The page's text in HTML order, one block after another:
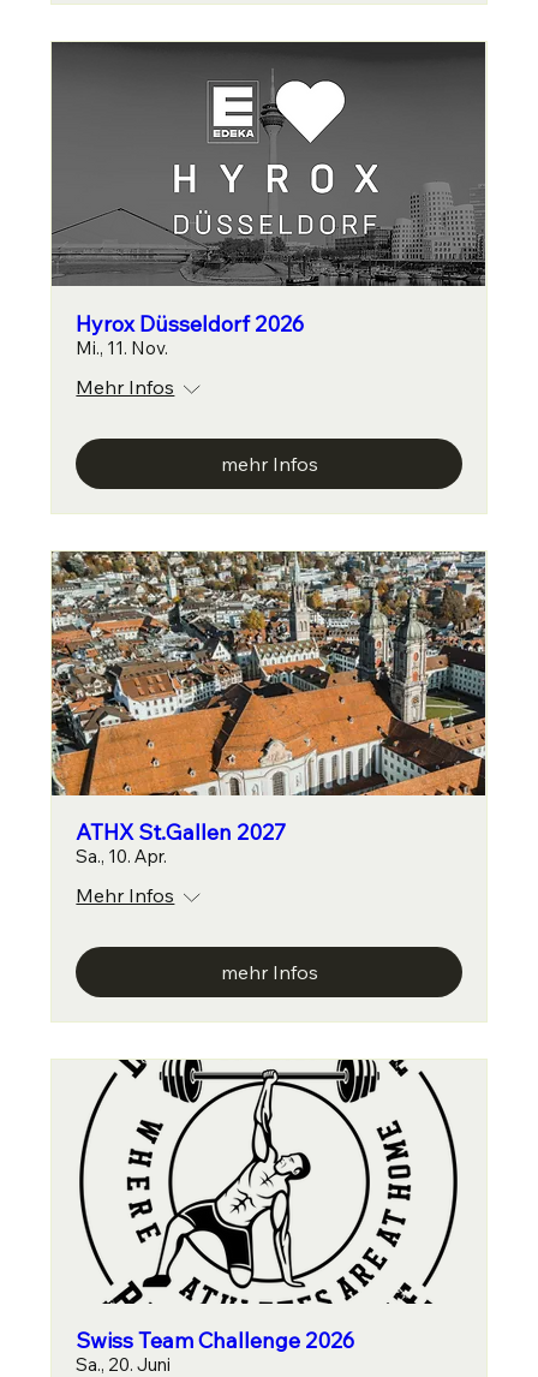
Hyrox Düsseldorf 2026
Mi., 11. Nov.
Mehr Infos
mehr Infos
ATHX St.Gallen 2027
Sa., 10. Apr.
Mehr Infos
mehr Infos
Swiss Team Challenge 2026
Sa., 20. Juni